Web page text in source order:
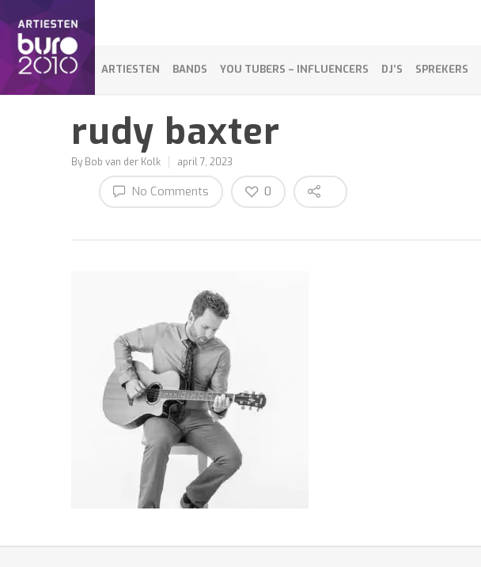
ARTIESTEN BANDS YOU TUBERS – INFLUENCERS DJ’S SPREKERS
rudy baxter
By Bob van der Kolk april 7, 2023
No Comments 0